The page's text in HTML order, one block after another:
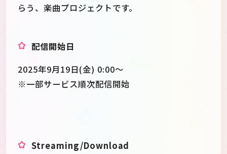
らう、楽曲プロジェクトです。
配信開始日
2025年9月19日(金) 0:00〜
※一部サービス順次配信開始
Streaming/Download